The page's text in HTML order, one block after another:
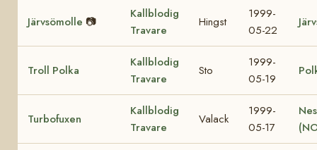
Järvsömolle 📷
Kallblodig
Travare
Hingst
1999-
05-22
Troll Polka
Kallblodig
Travare
Sto
1999-
05-19
Turbofuxen
Kallblodig
Travare
Valack
1999-
05-17